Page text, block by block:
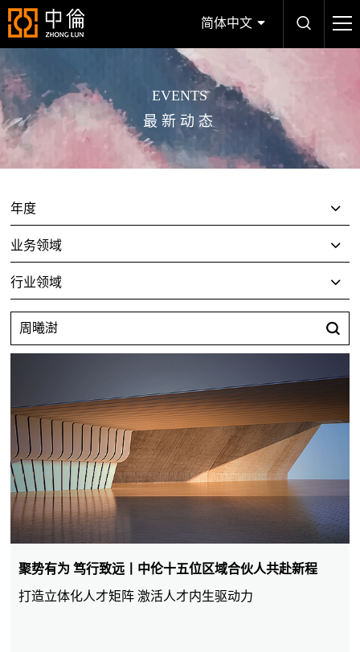
简体中文
EVENTS
最新动态
年度
业务领域
行业领域
聚势有为 笃行致远丨中伦十五位区域合伙人共赴新程
打造立体化人才矩阵 激活人才内生驱动力